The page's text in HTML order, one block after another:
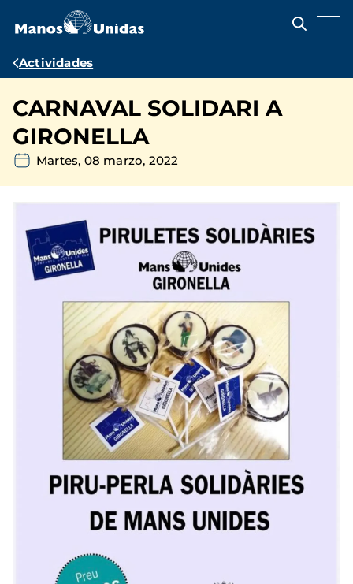
contenido
Ruta
navegación
Actividades
CARNAVAL SOLIDARI A
GIRONELLA
Martes, 08 marzo, 2022